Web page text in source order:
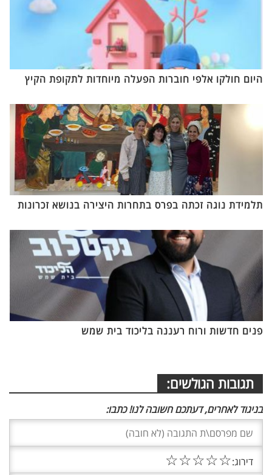
היום חולקו אלפי חוברות הפעלה מיוחדות לתקופת הקיץ
תלמידת נוגה זכתה בפרס בתחרות היצירה בנושא זכרונות
פנים חדשות ורוח רעננה בליכוד בית שמש
תגובות הגולשים:
בניגוד לאחרים, דעתכם חשובה לנו! כתבו:
דירוג:☆
☆
☆
☆
☆